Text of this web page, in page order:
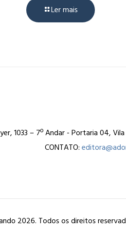
Ler mais
1033 – 7º Andar - Portaria 04,
CONTATO:
2026. Todos os direitos